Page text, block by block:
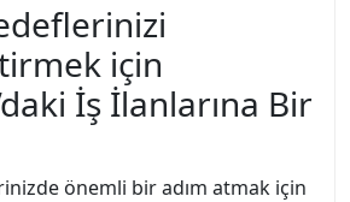
için
İş İlanlarına Bir
önemli bir adım atmak için